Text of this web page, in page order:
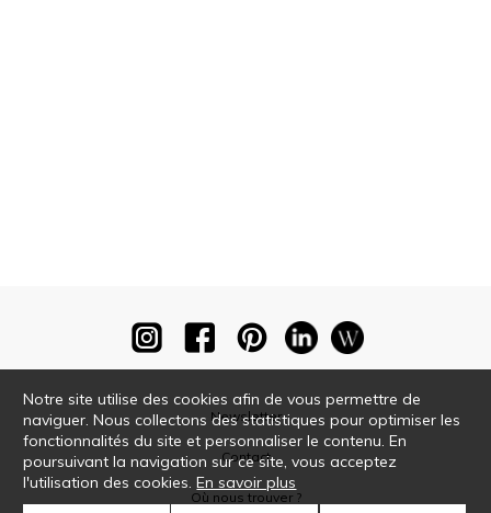
Newsletter
Contact
Où nous trouver ?
Notre site utilise des cookies afin de vous permettre de
naviguer. Nous collectons des statistiques pour optimiser les
fonctionnalités du site et personnaliser le contenu. En
poursuivant la navigation sur ce site, vous acceptez
l'utilisation des cookies.En savoir plus